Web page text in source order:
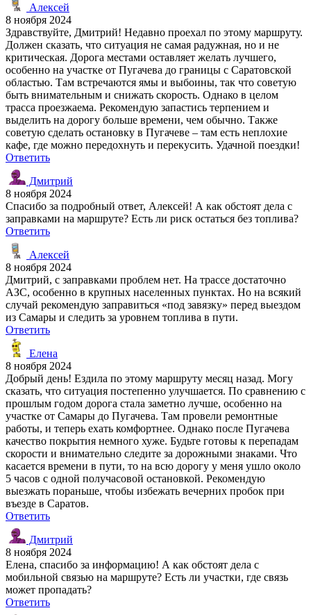
Алексей
8 ноября 2024
Здравствуйте, Дмитрий! Недавно проехал по этому маршруту.
Должен сказать, что ситуация не самая радужная, но и не
критическая. Дорога местами оставляет желать лучшего,
особенно на участке от Пугачева до границы с Саратовской
областью. Там встречаются ямы и выбоины, так что советую
быть внимательным и снижать скорость. Однако в целом
трасса проезжаема. Рекомендую запастись терпением и
выделить на дорогу больше времени, чем обычно. Также
советую сделать остановку в Пугачеве – там есть неплохие
кафе, где можно передохнуть и перекусить. Удачной поездки!
Ответить
Дмитрий
8 ноября 2024
Спасибо за подробный ответ, Алексей! А как обстоят дела с
заправками на маршруте? Есть ли риск остаться без топлива?
Ответить
Алексей
8 ноября 2024
Дмитрий, с заправками проблем нет. На трассе достаточно
АЗС, особенно в крупных населенных пунктах. Но на всякий
случай рекомендую заправиться «под завязку» перед выездом
из Самары и следить за уровнем топлива в пути.
Ответить
Елена
8 ноября 2024
Добрый день! Ездила по этому маршруту месяц назад. Могу
сказать, что ситуация постепенно улучшается. По сравнению с
прошлым годом дорога стала заметно лучше, особенно на
участке от Самары до Пугачева. Там провели ремонтные
работы, и теперь ехать комфортнее. Однако после Пугачева
качество покрытия немного хуже. Будьте готовы к перепадам
скорости и внимательно следите за дорожными знаками. Что
касается времени в пути, то на всю дорогу у меня ушло около
5 часов с одной получасовой остановкой. Рекомендую
выезжать пораньше, чтобы избежать вечерних пробок при
въезде в Саратов.
Ответить
Дмитрий
8 ноября 2024
Елена, спасибо за информацию! А как обстоят дела с
мобильной связью на маршруте? Есть ли участки, где связь
может пропадать?
Ответить